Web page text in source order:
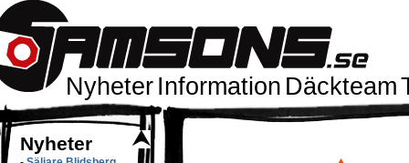
Nyheter Information Däckteam
Nyheter